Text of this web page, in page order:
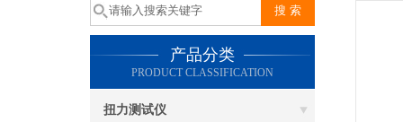
产品分类
PRODUCT CLASSIFICATION
扭力测试仪